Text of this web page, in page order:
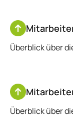
Überblick über
Überblick über